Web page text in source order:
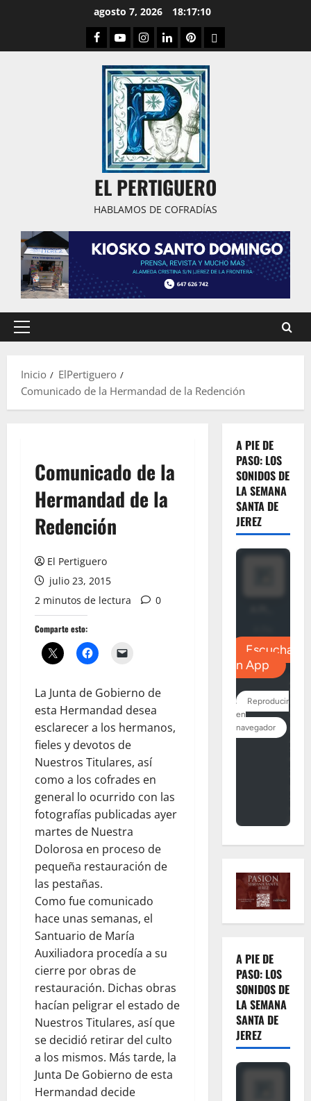
agosto 7, 2026 18:17:11
Facebook
YoutubeInstagram
LinkedPinterestDribbble
EL PERTIGUERO
HABLAMOS DE COFRADÍAS
Menú
Inicio
ElPertiguero
Comunicado de la Hermandad de la Redención
Comunicado de la
Hermandad de la
Redención
El Pertiguero
julio 23, 2015
2 minutos de lectura
0
Comparte esto:
La Junta de Gobierno de
esta Hermandad desea
esclarecer a los hermanos,
fieles y devotos de
Nuestros Titulares, así
como a los cofrades en
general lo ocurrido con las
fotografías publicadas ayer
martes de Nuestra
Dolorosa en proceso de
pequeña restauración de
las pestañas.
Como fue comunicado
hace unas semanas, el
Santuario de María
Auxiliadora procedía a su
cierre por obras de
restauración. Dichas obras
hacían peligrar el estado de
Nuestros Titulares, así que
se decidió retirar del culto
a los mismos. Más tarde, la
Junta De Gobierno de esta
Hermandad decide
A PIE DE
PASO: LOS
SONIDOS DE
LA SEMANA
SANTA DE
JEREZ
A PIE DE
PASO: LOS
SONIDOS DE
LA SEMANA
SANTA DE
JEREZ